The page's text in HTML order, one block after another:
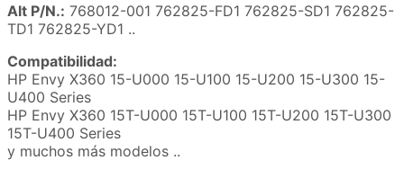
Alt P/N.: 768012-001 762825-FD1 762825-SD1 762825-
TD1 762825-YD1 ..
Compatibilidad:
HP Envy X360 15-U000 15-U100 15-U200 15-U300 15-
U400 Series
HP Envy X360 15T-U000 15T-U100 15T-U200 15T-U300
15T-U400 Series
y muchos más modelos ..